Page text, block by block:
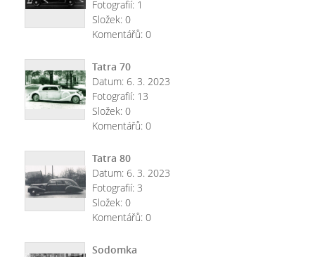
Fotografií: 1
Složek: 0
Komentářů: 0
Tatra 70
Datum: 6. 3. 2023
Fotografií: 13
Složek: 0
Komentářů: 0
Tatra 80
Datum: 6. 3. 2023
Fotografií: 3
Složek: 0
Komentářů: 0
Sodomka